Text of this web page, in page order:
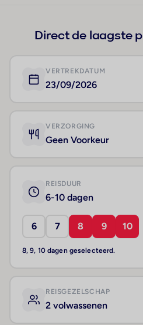
Direct de laagste
VERTREKDATUM
23/09/2026
VERZORGING
Geen Voorkeur
REISDUUR
6-10 dagen
6 7 8 9 10
8, 9, 10 dagen geselecteerd.
REISGEZELSCHAP
2 volwassenen